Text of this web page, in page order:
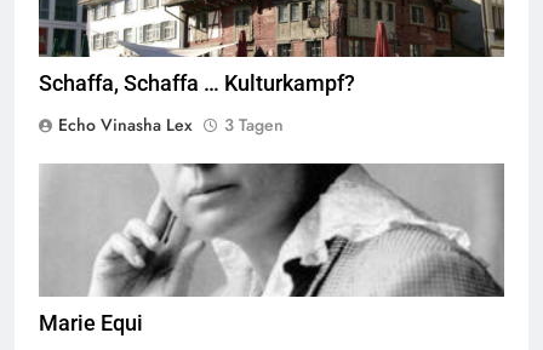
Schaffa, Schaffa … Kulturkampf?
Echo Vinasha Lex
3 Tagen
Marie Equi,Quelle
Marie Equi